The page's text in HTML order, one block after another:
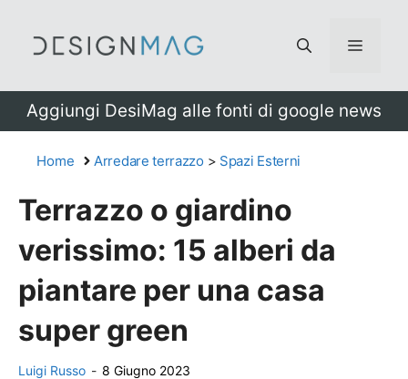
Menu
Aggiungi DesiMag alle fonti di google news
Home Arredare terrazzo > Spazi Esterni
Terrazzo o giardino
verissimo: 15 alberi da
piantare per una casa
super green
Luigi Russo - 8 Giugno 2023